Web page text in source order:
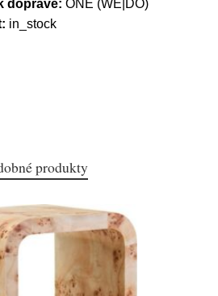
dopravě: ONE (WE|DO)
in_stock
produkty